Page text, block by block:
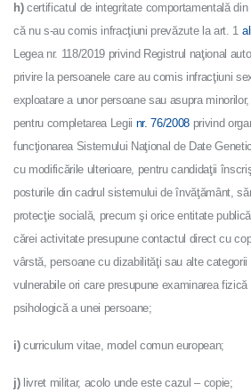
h)certificatul de integritate comportamentală din
că nu s-au comis infracţiuni prevăzute la art. 1
Legea nr. 118/2019 privind Registrul naţional
privire la persoanele care au comis infracţiuni
exploatare a unor persoane sau asupra
pentru completarea Legii nr. 76/2008 privind
funcţionarea Sistemului Naţional de Date
cu modificările ulterioare, pentru candidaţii
posturile din cadrul sistemului de învăţământ,
protecţie socială, precum şi orice entitate
cărei activitate presupune contactul direct cu
vârstă, persoane cu dizabilităţi sau alte categorii
vulnerabile ori care presupune examinarea
psihologică a unei persoane;
i)curriculum vitae, model comun european;
j)livret militar, acolo unde este cazul – copie;